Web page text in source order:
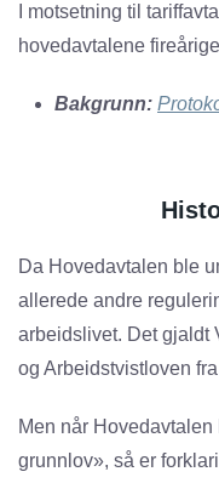
I motsetning til
hovedavtalene
Bakgrunn:
Da Hovedavtalen ble
allerede andre
arbeidslivet. Det gjaldt
og Arbeidstvistloven
Men når
grunnlov», så er